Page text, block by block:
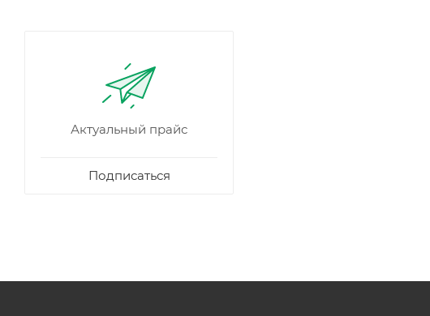
Актуальный прайс
Подписаться